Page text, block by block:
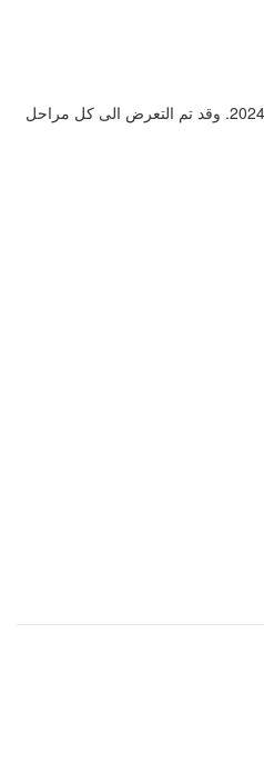
نظم المعهد وادارة الاحصاء وقواعد البيانات بالجامعة العربية الدورة الثانية حول الارقام القياسية الخاصة بأسعار المستهلك والية جمع بيانتها وتركيبها وانتاجها خلال الفترة 22-23 يناير / كانون الثاني 2024. وقد تم التعرض الى كل مراحل